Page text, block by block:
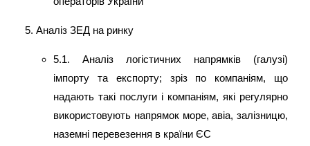
Аналіз ЗЕД на ринку
5.1. Аналіз логістичних напрямків (галузі)
імпорту та експорту; зріз по компаніям, що
надають такі послуги і компаніям, які регулярно
використовують напрямок море, авіа, залізницю,
наземні перевезення в країни ЄС